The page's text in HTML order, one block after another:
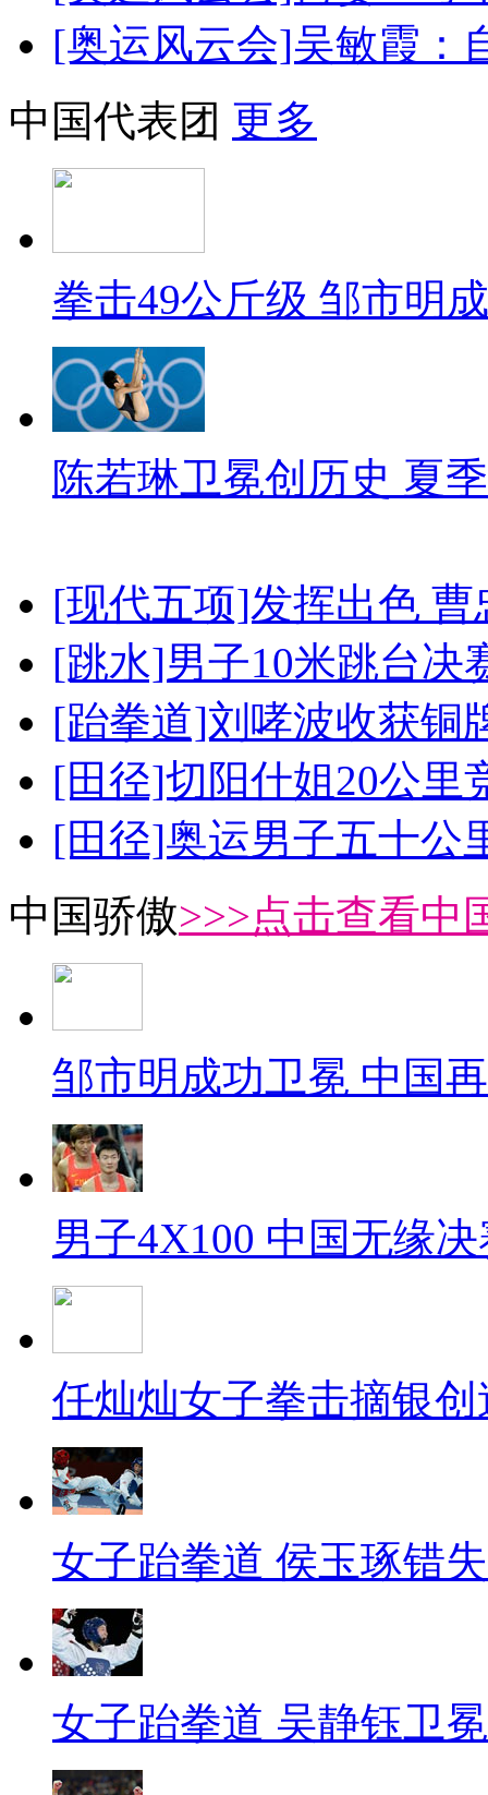
[奥运风云会]吴敏霞：
中国代表团 更多
拳击49公斤级 邹市明
陈若琳卫冕创历史 夏
[现代五项]发挥出色
[跳水]男子10米跳台决
[跆拳道]刘哮波收获铜
[田径]切阳什姐20公里
[田径]奥运男子五十公
中国骄傲>>>点击查看中
邹市明成功卫冕 中国
男子4X100 中国无缘
任灿灿女子拳击摘银
女子跆拳道 侯玉琢错
女子跆拳道 吴静钰卫冕